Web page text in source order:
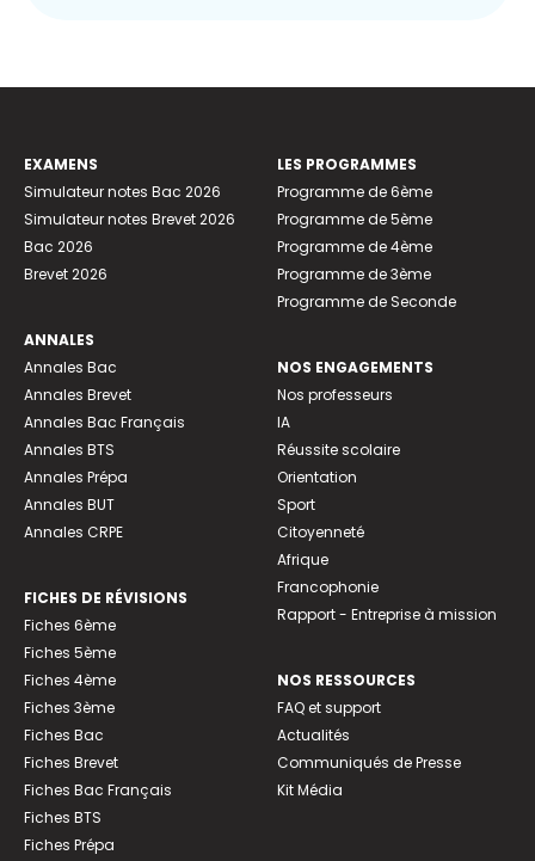
EXAMENS
Simulateur notes Bac 2026
Simulateur notes Brevet 2026
Bac 2026
Brevet 2026
ANNALES
Annales Bac
Annales Brevet
Annales Bac Français
Annales BTS
Annales Prépa
Annales BUT
Annales CRPE
FICHES DE RÉVISIONS
Fiches 6ème
Fiches 5ème
Fiches 4ème
Fiches 3ème
Fiches Bac
Fiches Brevet
Fiches Bac Français
Fiches BTS
Fiches Prépa
LES PROGRAMMES
Programme de 6ème
Programme de 5ème
Programme de 4ème
Programme de 3ème
Programme de Seconde
NOS ENGAGEMENTS
Nos professeurs
IA
Réussite scolaire
Orientation
Sport
Citoyenneté
Afrique
Francophonie
Rapport - Entreprise à mission
NOS RESSOURCES
FAQ et support
Actualités
Communiqués de Presse
Kit Média